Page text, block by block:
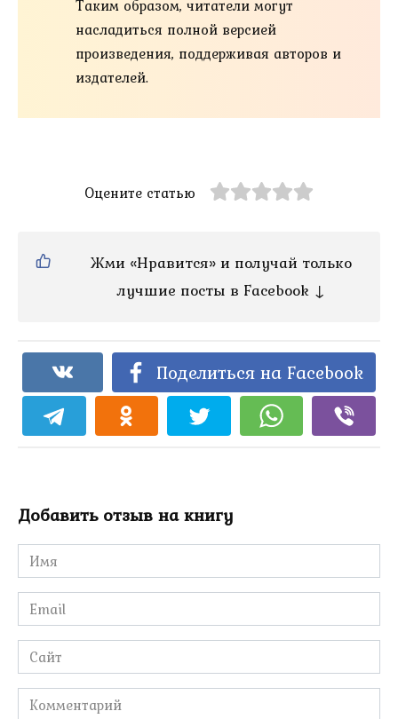
Таким образом, читатели могут
насладиться полной версией
произведения, поддерживая авторов и
издателей.
Оцените статью
Жми «Нравится» и получай только
лучшие посты в Facebook ↓
Поделиться на Facebook
Добавить отзыв на книгу
Имя
*
Email
*
Сайт
Комментарий